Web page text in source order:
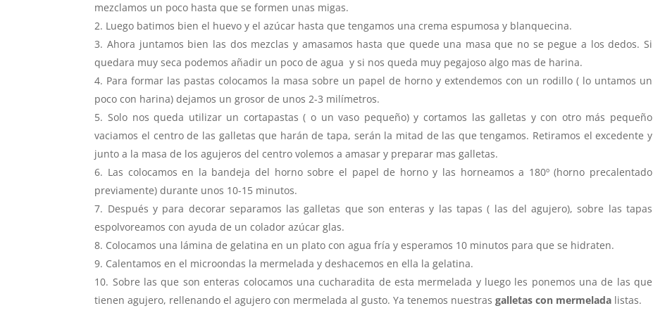
mezclamos un poco hasta que se formen unas migas.
Luego batimos bien el huevo y el azúcar hasta que tengamos una crema espumosa y blanquecina.
Ahora juntamos bien las dos mezclas y amasamos hasta que quede una masa que no se pegue a los dedos. Si
quedara muy seca podemos añadir un poco de agua y si nos queda muy pegajoso algo mas de harina.
Para formar las pastas colocamos la masa sobre un papel de horno y extendemos con un rodillo ( lo untamos un
poco con harina) dejamos un grosor de unos 2-3 milímetros.
Solo nos queda utilizar un cortapastas ( o un vaso pequeño) y cortamos las galletas y con otro más pequeño
vaciamos el centro de las galletas que harán de tapa, serán la mitad de las que tengamos. Retiramos el excedente y
junto a la masa de los agujeros del centro volemos a amasar y preparar mas galletas.
Las colocamos en la bandeja del horno sobre el papel de horno y las horneamos a 180º (horno precalentado
previamente) durante unos 10-15 minutos.
Después y para decorar separamos las galletas que son enteras y las tapas ( las del agujero), sobre las tapas
espolvoreamos con ayuda de un colador azúcar glas.
Colocamos una lámina de gelatina en un plato con agua fría y esperamos 10 minutos para que se hidraten.
Calentamos en el microondas la mermelada y deshacemos en ella la gelatina.
Sobre las que son enteras colocamos una cucharadita de esta mermelada y luego les ponemos una de las que
tienen agujero, rellenando el agujero con mermelada al gusto. Ya tenemos nuestrasgalletas con mermelada listas.